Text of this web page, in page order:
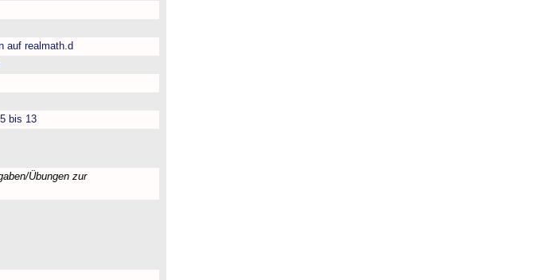
auf realmath.d
bis 13
Übungen zur